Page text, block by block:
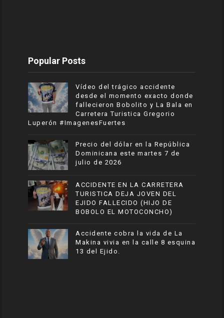
Popular Posts
Vídeo del trágico accidente
desde el momento exacto donde
fallecieron Bobolito y La Bala en
Carretera Turistica Gregorio
Luperón #ImagenesFuertes
Precio del dólar en la República
Dominicana este martes 7 de
julio de 2026
ACCIDENTE EN LA CARRETERA
TURISTICA DEJA JOVEN DEL
EJIDO FALLECIDO (HIJO DE
BOBOLO EL MOTOCONCHO)
Accidente cobra la vida de La
Makina vivia en la calle 8 esquina
13 del Ejido.